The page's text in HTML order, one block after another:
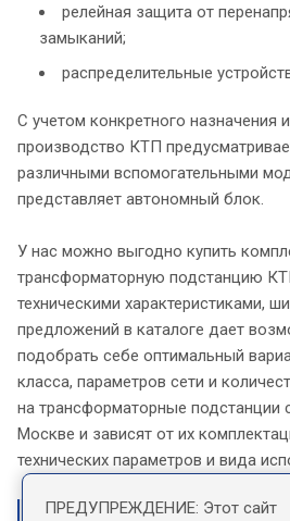
релейная защита от
замыканий;
распределительные
С учетом конкретного назначения
производство КТП
различными вспомогательными
представляет автономный блок.
У нас можно выгодно купить
трансформаторную подстанцию
техническими характеристиками,
предложений в каталоге дает
подобрать себе оптимальный
класса, параметров сети и
на трансформаторные подстанции
Москве и зависят от их
технических параметров и вида
ПРЕДУПРЕЖДЕНИЕ: Этот сайт